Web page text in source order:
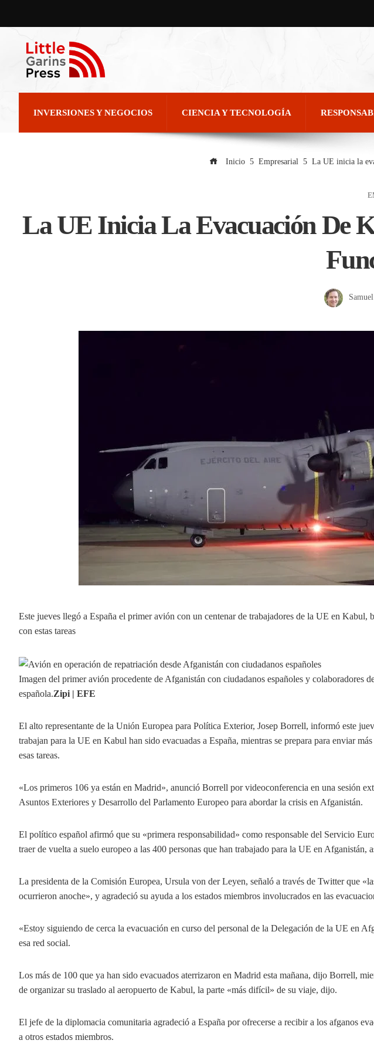
INVERSIONES Y NEGOCIOS CIENCIA Y TECNOLOGÍA
Inicio Empresarial La UE inicia la
La UE Inicia La Evacuación De
Este jueves llegó a España el primer avión con un centenar de trabajadores de la UE en Kabul,
con estas tareas
Imagen del primer avión procedente de Afganistán con ciudadanos españoles y colaboradores
española.Zipi | EFE
El alto representante de la Unión Europea para Política Exterior, Josep Borrell, informó este
trabajan para la UE en Kabul han sido evacuadas a España, mientras se prepara para enviar
esas tareas.
«Los primeros 106 ya están en Madrid», anunció Borrell por videoconferencia en una sesión
Asuntos Exteriores y Desarrollo del Parlamento Europeo para abordar la crisis en Afganistán.
El político español afirmó que su «primera responsabilidad» como responsable del Servicio
traer de vuelta a suelo europeo a las 400 personas que han trabajado para la UE en Afganistán,
La presidenta de la Comisión Europea, Ursula von der Leyen, señaló a través de Twitter que
ocurrieron anoche», y agradeció su ayuda a los estados miembros involucrados en las
«Estoy siguiendo de cerca la evacuación en curso del personal de la Delegación de la UE en
esa red social.
Los más de 100 que ya han sido evacuados aterrizaron en Madrid esta mañana, dijo Borrell,
de organizar su traslado al aeropuerto de Kabul, la parte «más difícil» de su viaje, dijo.
El jefe de la diplomacia comunitaria agradeció a España por ofrecerse a recibir a los afganos
a otros estados miembros.